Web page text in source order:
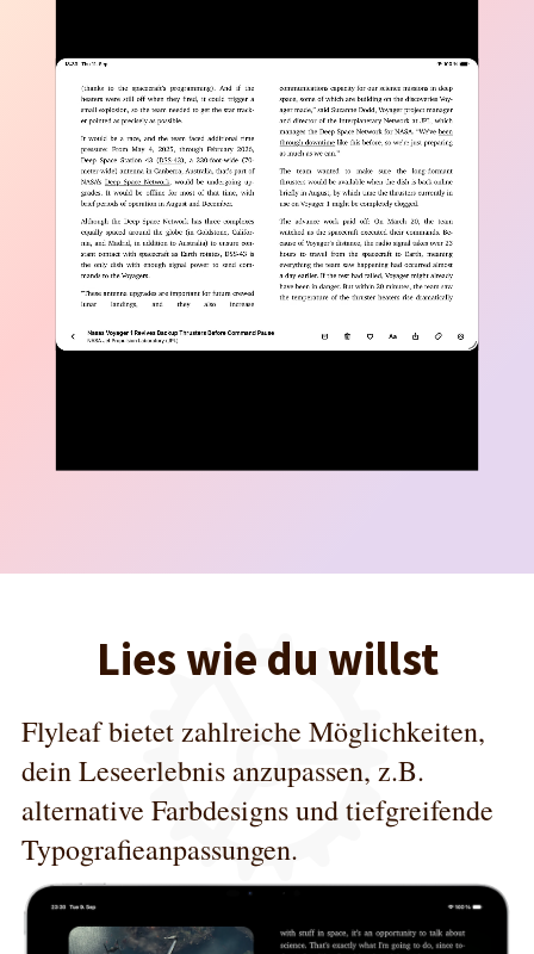
Lies wie du willst
Flyleaf bietet zahlreiche Möglichkeiten,
dein Leseerlebnis anzupassen, z.B.
alternative Farbdesigns und tiefgreifende
Typografieanpassungen.